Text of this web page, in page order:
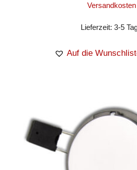
Versandkosten
Lieferzeit:3-5
Auf die